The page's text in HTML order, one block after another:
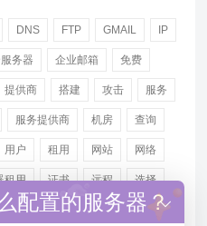
DNS FTP GMAIL IP
务器 企业邮箱 免费
提供商 搭建 攻击 服务
服务提供商 机房 查询
用户 租用 网站 网络
租用 证书 远程 选择
配置的服务器？